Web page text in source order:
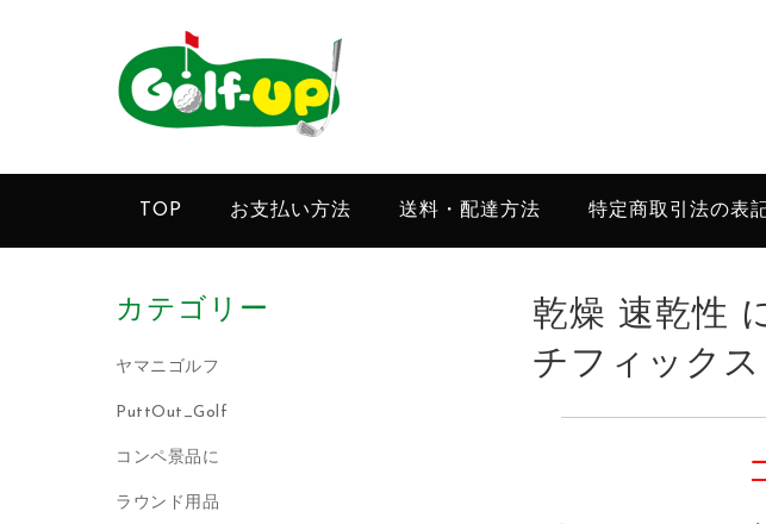
TOP お支払い方法 送料・配達方法 特定商取引法の表
乾燥 速乾性
チフィック
カテゴリー
ヤマニゴルフ
PuttOut_Golf
コンペ景品に
ラウンド用品